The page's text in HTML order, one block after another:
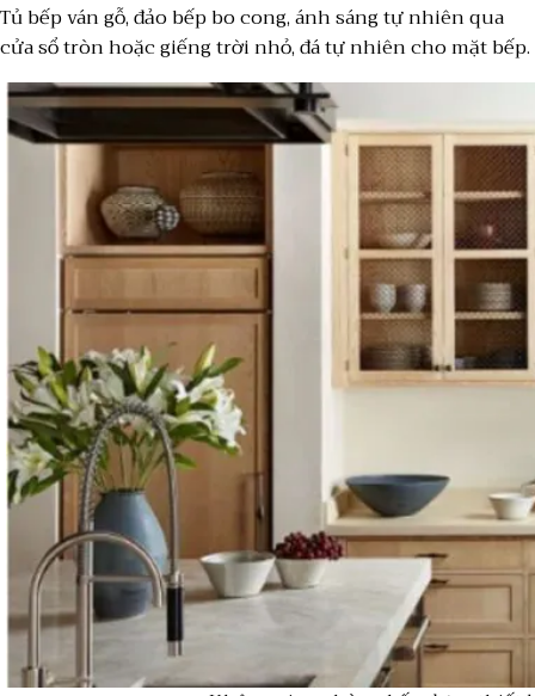
Tủ bếp ván gỗ, đảo bếp bo cong, ánh sáng tự nhiên qua
cửa sổ tròn hoặc giếng trời nhỏ, đá tự nhiên cho mặt bếp.